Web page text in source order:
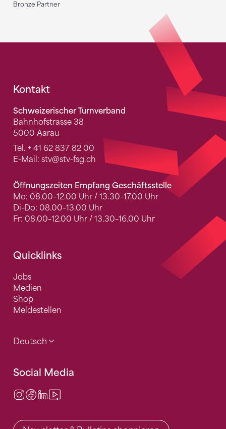
Bronze Partner
Fusszeile
Kontakt
Schweizerischer Turnverband
Bahnhofstrasse 38
5000 Aarau
Tel. + 41 62 837 82 00
E-Mail: stv@stv-fsg.ch
Öffnungszeiten Empfang Geschäftsstelle
Mo: 08.00–12.00 Uhr / 13.30–17.00 Uhr
Di-Do: 08.00–13.00 Uhr
Fr: 08.00–12.00 Uhr / 13.30–16.00 Uhr
Quicklinks
Jobs
Medien
Shop
Meldestellen
Deutsch
Social Media
Instagram
Facebook
LinkedIn